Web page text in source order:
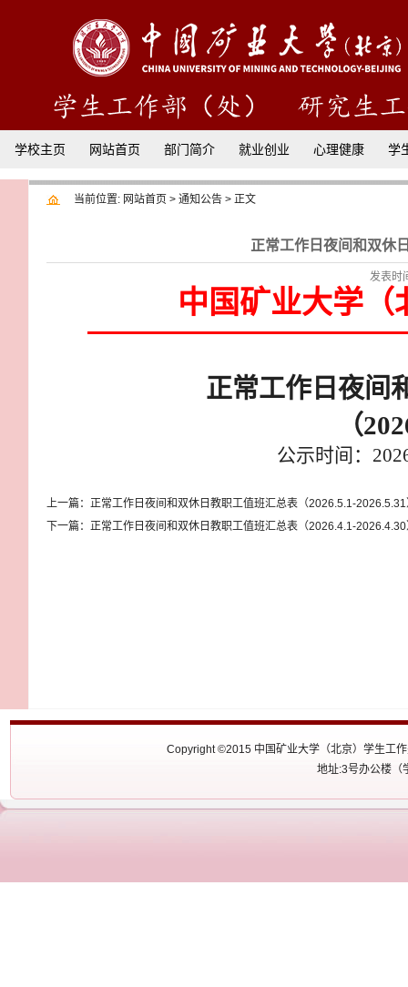
学校主页 网站首页 部门简介 就业创业 心理健康 学
当前位置: 网站首页 > 通知公告 > 正文
正常工作日夜间和双休
发表
中国矿业大学（
正常工作日夜间
（
公示时间：
上一篇： 正常工作日夜间和双休日教职工值班汇总表（2026.5.1-
下一篇： 正常工作日夜间和双休日教职工值班汇总表（2026.4.1-
Copyright ©2015 中国矿业大学（北京）学生工
地址:3号办公楼（